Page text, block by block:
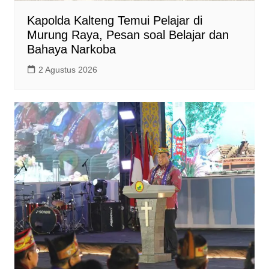
Kapolda Kalteng Temui Pelajar di
Murung Raya, Pesan soal Belajar dan
Bahaya Narkoba
2 Agustus 2026